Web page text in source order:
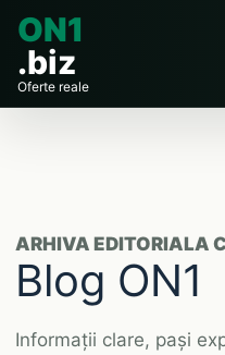
ON1
.biz
Oferte reale
ARHIVA EDITORIALA
Blog ON1
Informații clare, pași